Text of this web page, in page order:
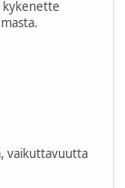
kykenette
vaikuttavuutta